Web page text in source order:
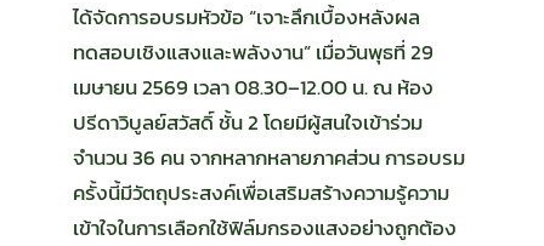
ได้จัดการอบรมหัวข้อ “เจาะลึกเบื้องหลังผล
ทดสอบเชิงแสงและพลังงาน” เมื่อวันพุธที่ 29
เมษายน 2569 เวลา 08.30–12.00 น. ณ ห้อง
ปรีดาวิบูลย์สวัสดิ์ ชั้น 2 โดยมีผู้สนใจเข้าร่วม
จำนวน 36 คน จากหลากหลายภาคส่วน การอบรม
ครั้งนี้มีวัตถุประสงค์เพื่อเสริมสร้างความรู้ความ
เข้าใจในการเลือกใช้ฟิล์มกรองแสงอย่างถูกต้อง